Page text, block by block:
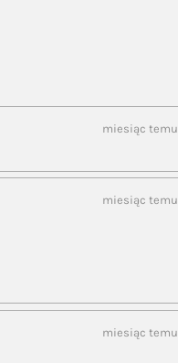
miesiąc temu
miesiąc temu
miesiąc temu